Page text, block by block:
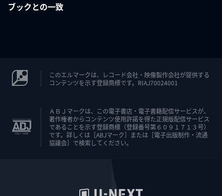
ブックとの一致
このエルマークは、レコード会社・映像製作会社が提供する
コンテンツを示す登録商標です。RIAJ70024001
ＡＢＪマークは、この電子書店・電子書籍配信サービスが、
著作権者からコンテンツ使用許諾を得た正規版配信サービス
であることを示す登録商標（登録番号第６０９１７１３号）
です。詳しくは［ABJマーク］または［電子出版制作・流通
協議会］で検索してください。